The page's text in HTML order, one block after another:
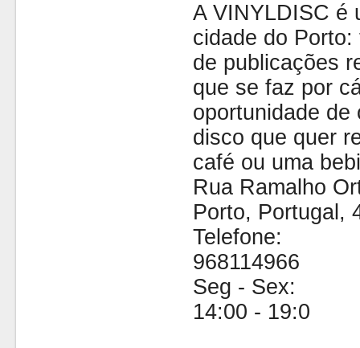
A VINYLDISC é
cidade do
de publicações
que se faz por
oportunidade de
disco que quer
café ou uma
Rua Ramalho
Porto, Portugal,
Telefone:
968114966
Seg - Sex:
14:00 - 19:0